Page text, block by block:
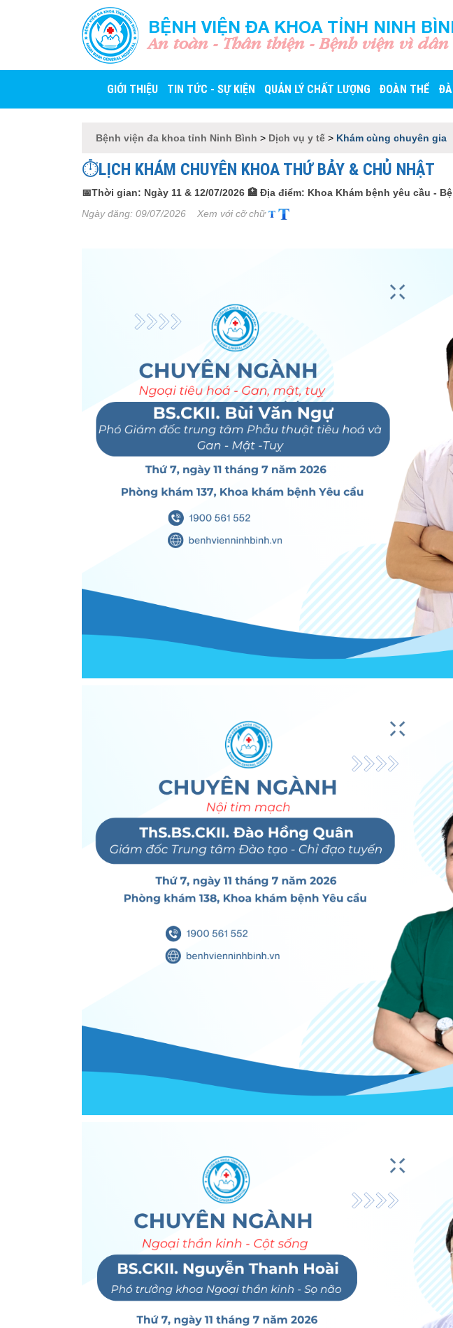
BỆNH VIỆN ĐA KHOA TỈNH NINH
An toàn - Thân thiện - Bệnh viện vì dân
GIỚI THIỆU TIN TỨC - SỰ KIỆN QUẢN LÝ CHẤT LƯỢNG ĐOÀN THỂ
Bệnh viện đa khoa tỉnh Ninh Bình > Dịch vụ y tế > Khám cùng chuyên gia
⏱️LỊCH KHÁM CHUYÊN KHOA THỨ BẢY & CHỦ NHẬT
📅Thời gian: Ngày 11 & 12/07/2026 🏥 Địa điểm: Khoa Khám bệnh yêu cầu -
Ngày đăng: 09/07/2026 Xem với cỡ chữ